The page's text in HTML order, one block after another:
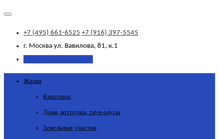
+7 (495) 661-6525 +7 (916) 397-5545
г. Москва ул. Вавилова, 81, к.1
Жилая
Квартиры
Дома, коттеджи, таун-хаусы
Земельные участки